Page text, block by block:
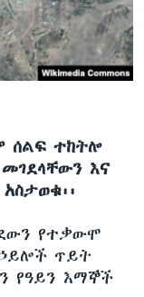
ሰልፍ ተከትሎ
እና
የተቃውሞ
ጥይት
የዓይን እማኞች